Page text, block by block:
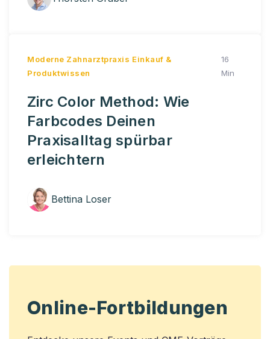
Moderne Zahnarztpraxis Einkauf &
Produktwissen
16
Min
Zirc Color Method: Wie
Farbcodes Deinen
Praxisalltag spürbar
erleichtern
Bettina Loser
Online-Fortbildungen